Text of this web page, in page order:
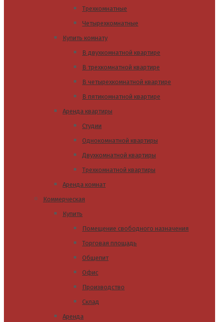
Трехкомнатные
Четырехкомнатные
Купить комнату
В двухкомнатной квартире
В трехкомнатной квартире
В четырехкомнатной квартире
В пятикомнатной квартире
Аренда квартиры
Студии
Однокомнатной квартиры
Двухкомнатной квартиры
Трехкомнатной квартиры
Аренда комнат
Коммерческая
Купить
Помещение свободного назначения
Торговая площадь
Общепит
Офис
Производство
Склад
Аренда